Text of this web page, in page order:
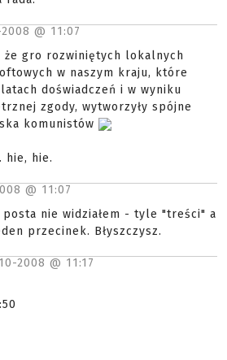
@ 11:07
że gro rozwiniętych lokalnych
w naszym kraju, które
doświadczeń i w wyniku
zgody, wytworzyły spójne
komunistów
hie, hie.
@ 11:07
posta nie widziałem - tyle "treści" a
przecinek. Błyszczysz.
2008 @ 11:17